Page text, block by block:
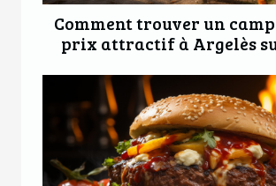
Comment trouver un
prix attractif à Argelès